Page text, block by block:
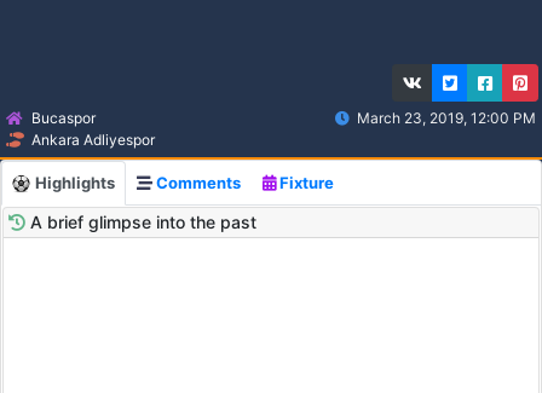
Bucaspor
Ankara Adliyespor
March 23, 2019, 12:00 PM
Highlights Comments Fixture
A brief glimpse into the past